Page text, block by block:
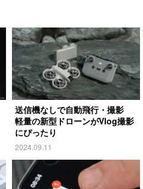
送信機なしで自動飛行・撮影
軽量の新型ドローンがVlog撮影
にぴったり
2024.09.11